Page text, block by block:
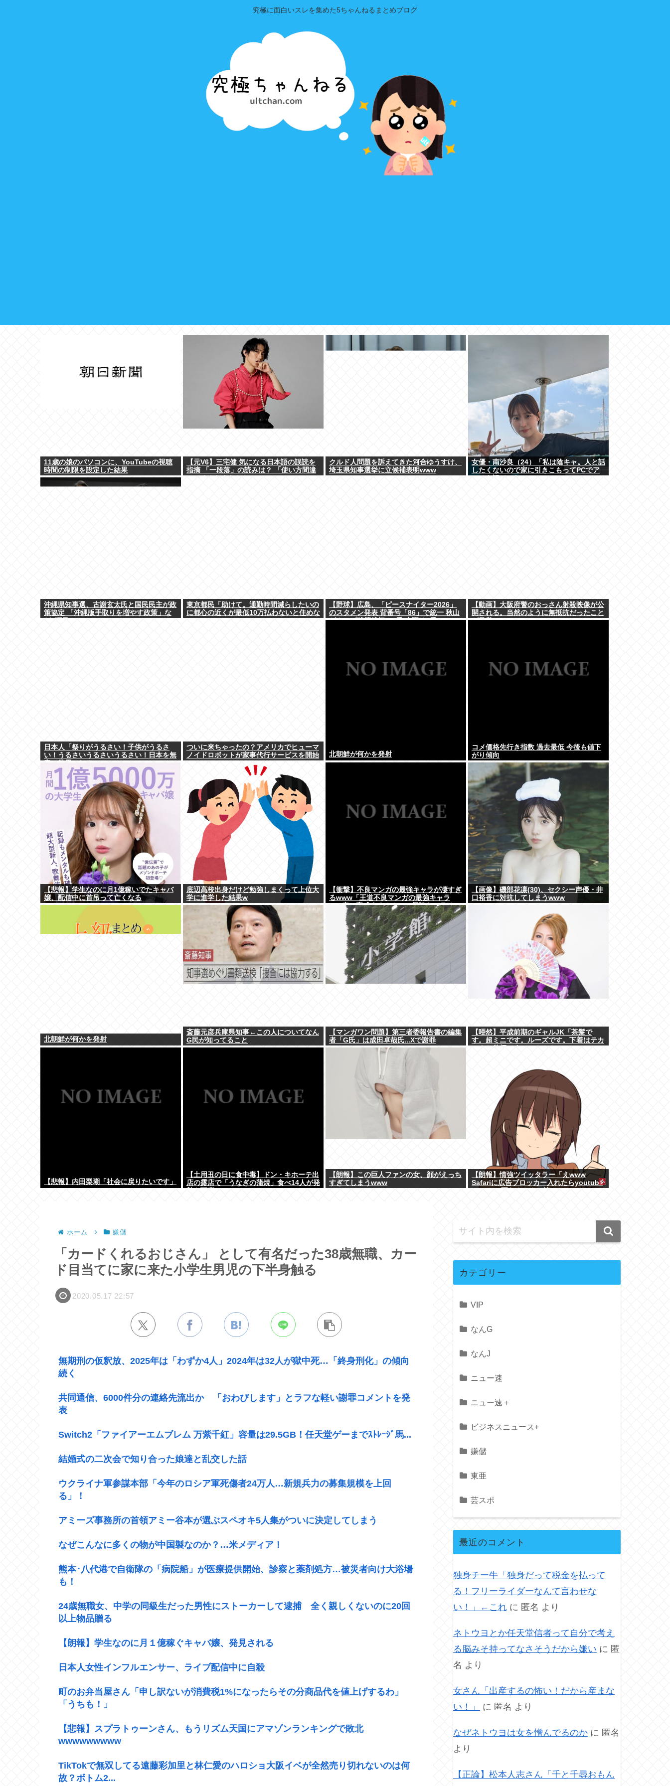
究極に面白いスレを集めた5ちゃんねるまとめブログ
11歳の娘のパソコンに、YouTubeの視聴
時間の制限を設定した結果
【元V6】三宅健 気になる日本語の誤読を
指摘 「一段落」の読みは？ 「使い方間違
クルド人問題を訴えてきた河合ゆうすけ、
埼玉県知事選挙に立候補表明www
女優・南沙良（24）「私は陰キャ。人と話
したくないので家に引きこもってPCでア
沖縄県知事選、古謝玄太氏と国民民主が政
策協定 「沖縄版手取りを増やす政策」な
東京都民「助けて。通勤時間減らしたいの
に都心の近くが最低10万払わないと住めな
【野球】広島、「ピースナイター2026」
のスタメン発表 背番号「86」で統一 秋山
がカープ移籍後初の4番 小園は6番
【動画】大阪府警のおっさん射殺映像が公
開される。当然のように無抵抗だったこと
が発覚
日本人「祭りがうるさい！子供がうるさ
い！うるさいうるさいうるさい！日本を無
ついに来ちゃったの？アメリカでヒューマ
ノイドロボットが家事代行サービスを開始
北朝鮮が何かを発射
コメ価格先行き指数 過去最低 今後も値下
がり傾向
【悲報】学生なのに月1億稼いでたキャバ
嬢、配信中に首吊って亡くなる
底辺高校出身だけど勉強しまくって上位大
学に進学した結果w
【衝撃】不良マンガの最強キャラが凄すぎ
るwww「王道不良マンガの最強キャラ
Tier表」完成する！！この最強キャラは…
【画像】磯部花凛(30)、セクシー声優・井
口裕香に対抗してしまうwww
北朝鮮が何かを発射
斎藤元彦兵庫県知事←この人についてなん
G民が知ってること
【マンガワン問題】第三者委報告書の編集
者「G氏」は成田卓哉氏...Xで謝罪
【唖然】平成前期のギャルJK「茶髪で
す。超ミニです。ルーズです。下着はテカ
【悲報】内田梨瑚「社会に戻りたいです」
【土用丑の日に食中毒】ドン・キホーテ出
店の露店で「うなぎの蒲焼」食べ14人が発
【朗報】この巨人ファンの女、顔がえっち
すぎてしまうwww
【朗報】情強ツイッタラー「えwww
Safariに広告ブロッカー入れたらyoutube
ホーム 嫌儲
「カードくれるおじさん」 として有名だった38歳無職、カー
ド目当てに家に来た小学生男児の下半身触る
2020.05.17 22:57
無期刑の仮釈放、2025年は「わずか4人」2024年は32人が獄中死…「終身刑化」の傾向
続く
共同通信、6000件分の連絡先流出か 「おわびします」とラフな軽い謝罪コメントを発
表
Switch2「ファイアーエムブレム 万紫千紅」容量は29.5GB！任天堂ゲーまでｽﾄﾚｰｼﾞ馬...
結婚式の二次会で知り合った娘達と乱交した話
ウクライナ軍参謀本部「今年のロシア軍死傷者24万人…新規兵力の募集規模を上回
る」！
アミーズ事務所の首領アミー谷本が選ぶスペオキ5人集がついに決定してしまう
なぜこんなに多くの物が中国製なのか？…米メディア！
熊本･八代港で自衛隊の「病院船」が医療提供開始、診察と薬剤処方…被災者向け大浴場
も！
24歳無職女、中学の同級生だった男性にストーカーして逮捕 全く親しくないのに20回
以上物品贈る
【朗報】学生なのに月１億稼ぐキャバ嬢、発見される
日本人女性インフルエンサー、ライブ配信中に自殺
町のお弁当屋さん「申し訳ないが消費税1%になったらその分商品代を値上げするわ」
「うちも！」
【悲報】スプラトゥーンさん、もうリズム天国にアマゾンランキングで敗北
wwwwwwwww
TikTokで無双してる遠藤彩加里と林仁愛のハロショ大阪イベが全然売り切れないのは何
故？ボトム2...
カテゴリー
VIP
なんG
なんJ
ニュー速
ニュー速＋
ビジネスニュース+
嫌儲
東亜
芸スポ
最近のコメント
独身チー牛「独身だって税金を払って
る！フリーライダーなんて言わせな
い！」←これ に 匿名 より
ネトウヨとか任天堂信者って自分で考え
る脳みそ持ってなさそうだから嫌い に 匿
名 より
女さん「出産するの怖い！だから産まな
い！」
に 匿名 より
なぜネトウヨは女を憎んでるのか に 匿名
より
【正論】松本人志さん「千と千尋おもん